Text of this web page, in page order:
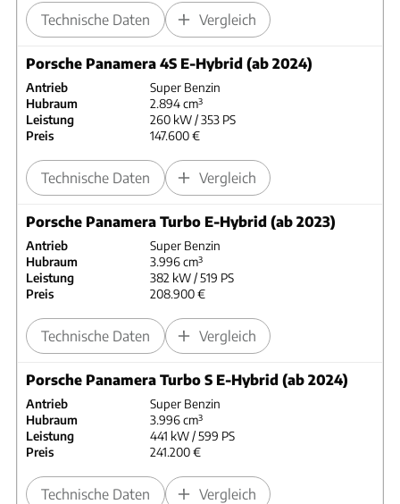
Technische Daten Vergleich
Porsche Panamera 4S E-Hybrid (ab 2024)
Antrieb
Super Benzin
Hubraum
2.894 cm³
Leistung
260 kW / 353 PS
Preis
147.600 €
Technische Daten Vergleich
Porsche Panamera Turbo E-Hybrid (ab 2023)
Antrieb
Super Benzin
Hubraum
3.996 cm³
Leistung
382 kW / 519 PS
Preis
208.900 €
Technische Daten Vergleich
Porsche Panamera Turbo S E-Hybrid (ab 2024)
Antrieb
Super Benzin
Hubraum
3.996 cm³
Leistung
441 kW / 599 PS
Preis
241.200 €
Technische Daten Vergleich